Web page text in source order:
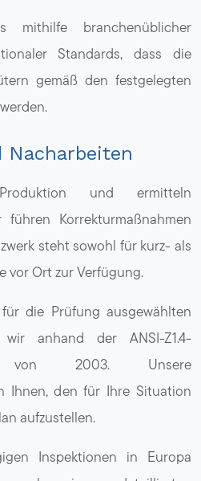
mithilfe branchenüblicher
Standards, dass die
gemäß den festgelegten
und ermitteln
Korrekturmaßnahmen
steht sowohl für kurz- als
vor Ort zur Verfügung.
die Prüfung ausgewählten
anhand der ANSI-Z1.4-
von 2003. Unsere
Ihnen, den für Ihre Situation
aufzustellen.
Inspektionen in Europa